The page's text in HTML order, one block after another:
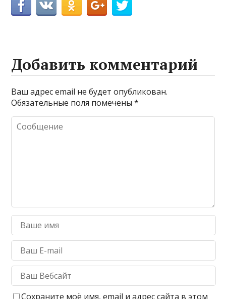
Добавить комментарий
Ваш адрес email не будет опубликован.
Обязательные поля помечены*
Сохраните моё имя, email и адрес сайта в этом